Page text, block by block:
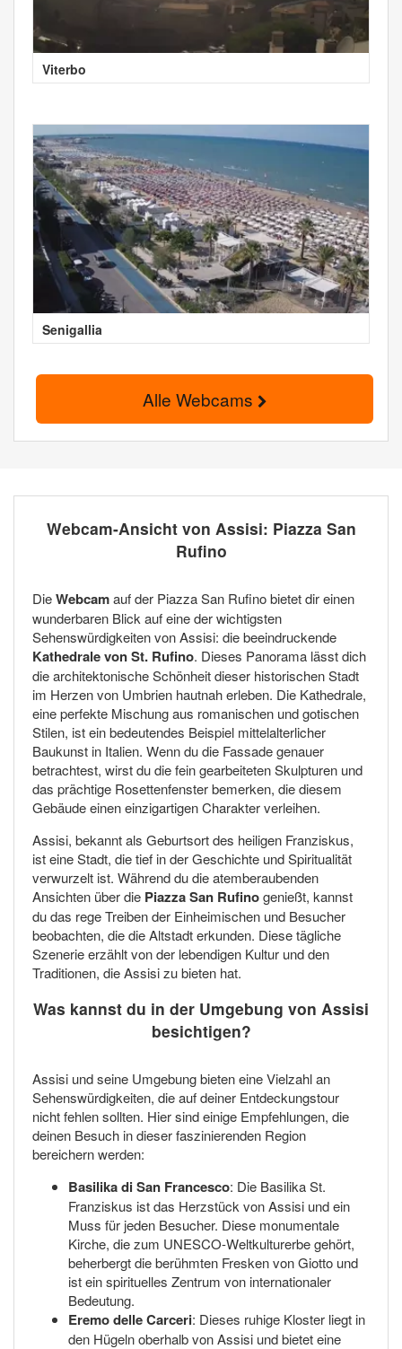
Viterbo
Senigallia
Alle Webcams
Webcam-Ansicht von Assisi: Piazza San
Rufino
DieWebcamauf der Piazza San Rufino bietet dir einen
wunderbaren Blick auf eine der wichtigsten
Sehenswürdigkeiten von Assisi: die beeindruckende
Kathedrale von St. Rufino. Dieses Panorama lässt dich
die architektonische Schönheit dieser historischen Stadt
im Herzen von Umbrien hautnah erleben. Die Kathedrale,
eine perfekte Mischung aus romanischen und gotischen
Stilen, ist ein bedeutendes Beispiel mittelalterlicher
Baukunst in Italien. Wenn du die Fassade genauer
betrachtest, wirst du die fein gearbeiteten Skulpturen und
das prächtige Rosettenfenster bemerken, die diesem
Gebäude einen einzigartigen Charakter verleihen.
Assisi, bekannt als Geburtsort des heiligen Franziskus,
ist eine Stadt, die tief in der Geschichte und Spiritualität
verwurzelt ist. Während du die atemberaubenden
Ansichten über die Piazza San Rufinogenießt, kannst
du das rege Treiben der Einheimischen und Besucher
beobachten, die die Altstadt erkunden. Diese tägliche
Szenerie erzählt von der lebendigen Kultur und den
Traditionen, die Assisi zu bieten hat.
Was kannst du in der Umgebung von Assisi
besichtigen?
Assisi und seine Umgebung bieten eine Vielzahl an
Sehenswürdigkeiten, die auf deiner Entdeckungstour
nicht fehlen sollten. Hier sind einige Empfehlungen, die
deinen Besuch in dieser faszinierenden Region
bereichern werden:
Basilika di San Francesco: Die Basilika St.
Franziskus ist das Herzstück von Assisi und ein
Muss für jeden Besucher. Diese monumentale
Kirche, die zum UNESCO-Weltkulturerbe gehört,
beherbergt die berühmten Fresken von Giotto und
ist ein spirituelles Zentrum von internationaler
Bedeutung.
Eremo delle Carceri: Dieses ruhige Kloster liegt in
den Hügeln oberhalb von Assisi und bietet eine